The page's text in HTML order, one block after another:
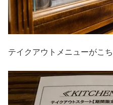
テイクアウトメニューがこち